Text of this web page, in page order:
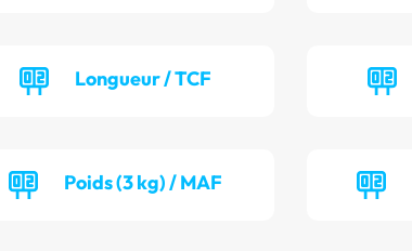
Longueur / TCF
Poids (3 kg) / MAF